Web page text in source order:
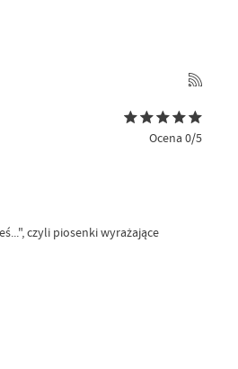
Ocena 0/5
czyli piosenki wyrażające